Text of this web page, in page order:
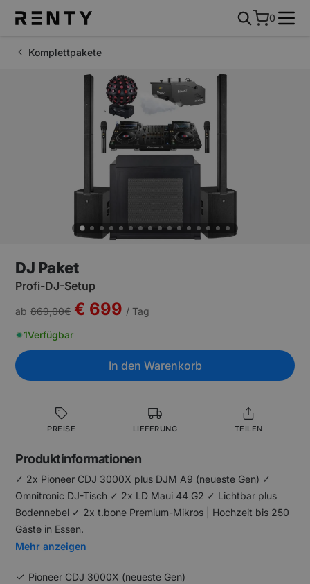
0
Komplettpakete
DJ Paket
Profi-DJ-Setup
ab 869,00€ € 699 / Tag
1Verfügbar
In den Warenkorb
PREISE LIEFERUNG TEILEN
Produktinformationen
✓ 2x Pioneer CDJ 3000X plus DJM A9 (neueste Gen) ✓
Omnitronic DJ-Tisch ✓ 2x LD Maui 44 G2 ✓ Lichtbar plus
Bodennebel ✓ 2x t.bone Premium-Mikros | Hochzeit bis 250
Gäste in Essen.
Mehr anzeigen
Pioneer CDJ 3000X (neueste Gen)